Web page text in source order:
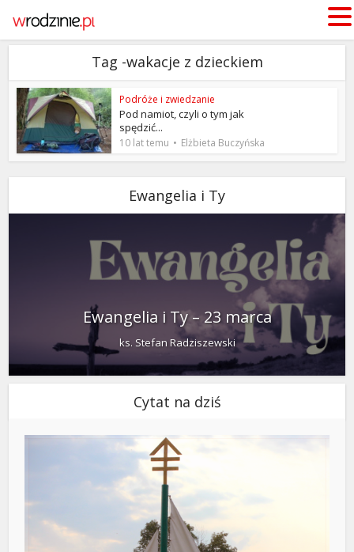
Tag -wakacje z dzieckiem
Podróże i zwiedzanie
Pod namiot, czyli o tym jak
spędzić...
10 lat temu Elżbieta Buczyńska
Ewangelia i Ty
Ewangelia i Ty – 23 marca
ks. Stefan Radziszewski
Cytat na dziś